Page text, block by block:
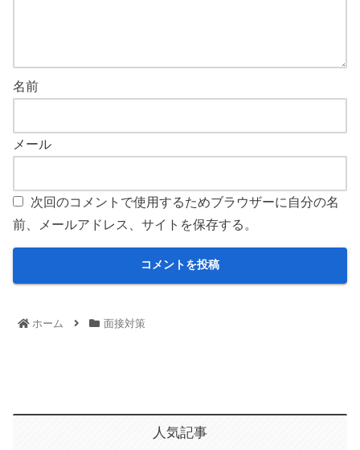
名前
メール
次回のコメントで使用するためブラウザーに自分の名
前、メールアドレス、サイトを保存する。
ホーム 面接対策
人気記事